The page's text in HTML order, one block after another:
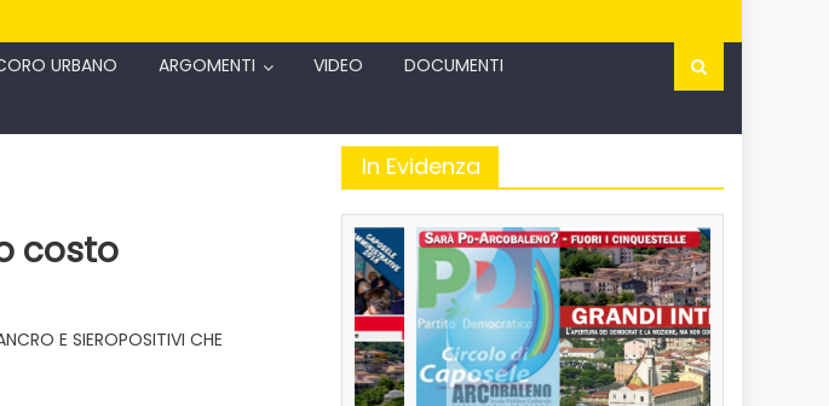
URBANO ARGOMENTI VIDEO
DOCUMENTI
costo
E SIEROPOSITIVI CHE
In Evidenza